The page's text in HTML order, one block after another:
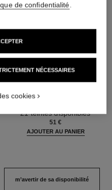
Duo Lèvres Longue Tenue
21 teintes disponibles
51 €
AJOUTER AU PANIER
m’avertir de sa disponibilité
de confidentialité
NÉCESSAIRES
cookies